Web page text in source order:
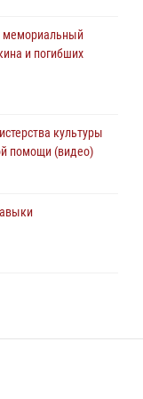
центр
мемориальный
и погибших
культуры
помощи (видео)
к окружному